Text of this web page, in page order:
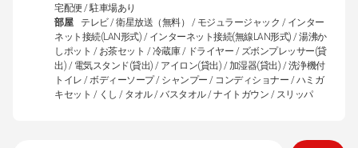
宅配便 / 駐車場あり
部屋
テレビ / 衛星放送（無料） / モジュラージャック / インター
ネット接続(LAN形式) / インターネット接続(無線LAN形式) / 湯沸か
しポット / お茶セット / 冷蔵庫 / ドライヤー / ズボンプレッサー(貸
出) / 電気スタンド(貸出) / アイロン(貸出) / 加湿器(貸出) / 洗浄機付
トイレ / ボディーソープ / シャンプー / コンディショナー / ハミガ
キセット / くし / タオル / バスタオル / ナイトガウン / スリッパ